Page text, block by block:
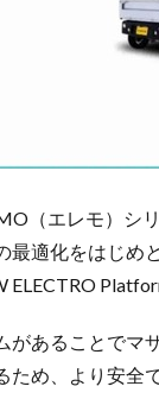
（エレモ）シ
適化をはじめ
あることでマ
め、より安全